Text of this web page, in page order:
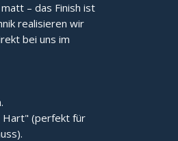
– das Finish ist
realisieren wir
bei uns im
Hart" (perfekt für